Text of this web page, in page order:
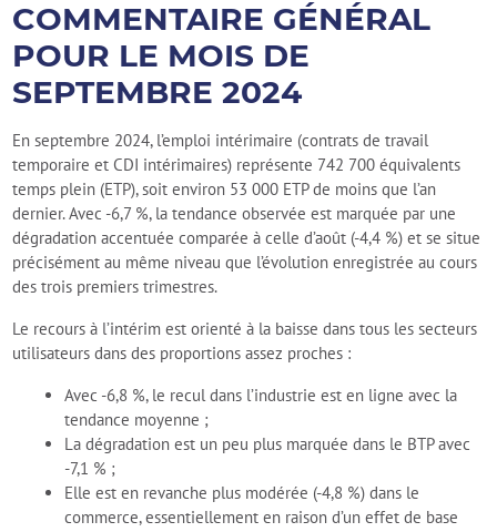
COMMENTAIRE GÉNÉRAL
POUR LE MOIS DE
SEPTEMBRE 2024
En septembre 2024, l’emploi intérimaire (contrats de travail
temporaire et CDI intérimaires) représente 742 700 équivalents
temps plein (ETP), soit environ 53 000 ETP de moins que l’an
dernier. Avec -6,7 %, la tendance observée est marquée par une
dégradation accentuée comparée à celle d’août (-4,4 %) et se situe
précisément au même niveau que l’évolution enregistrée au cours
des trois premiers trimestres.
Le recours à l’intérim est orienté à la baisse dans tous les secteurs
utilisateurs dans des proportions assez proches :
Avec -6,8 %, le recul dans l’industrie est en ligne avec la
tendance moyenne ;
La dégradation est un peu plus marquée dans le BTP avec
-7,1 % ;
Elle est en revanche plus modérée (-4,8 %) dans le
commerce, essentiellement en raison d’un effet de base